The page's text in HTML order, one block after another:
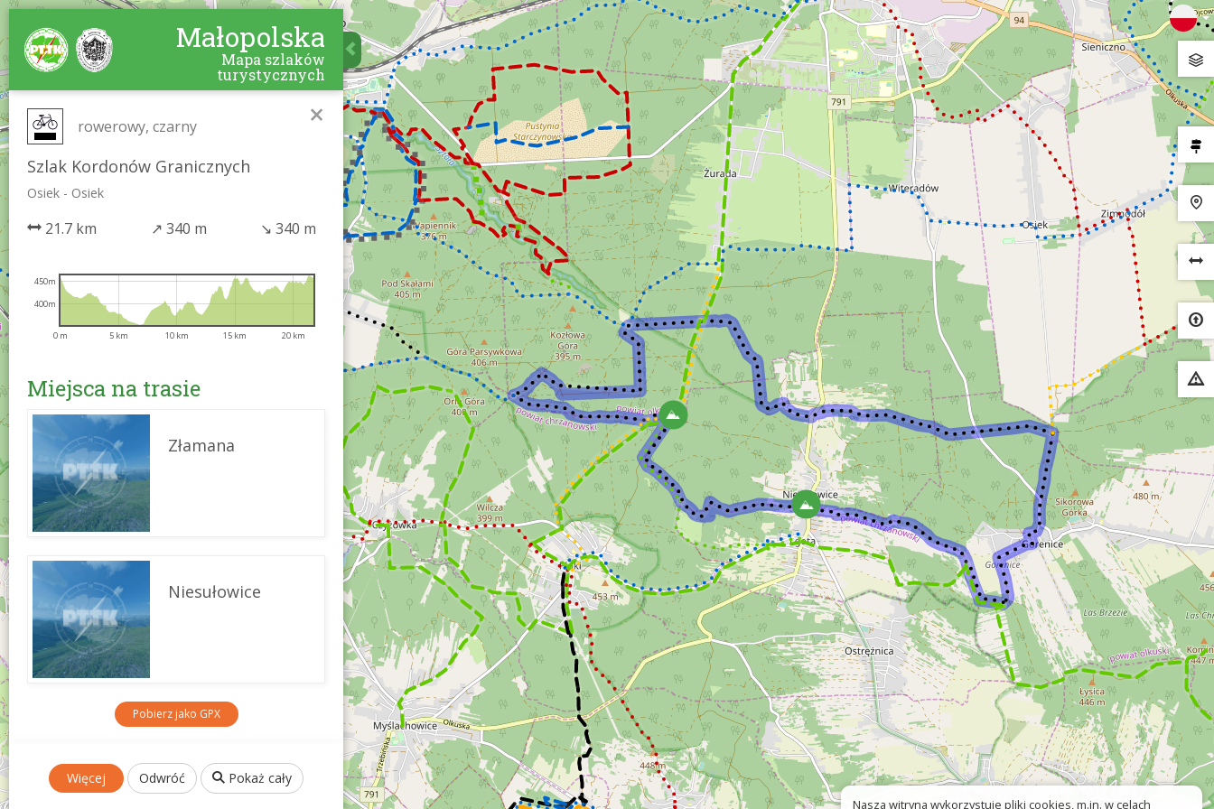
Małopolska
Mapa szlaków
turystycznych
×
rowerowy, czarny
Szlak Kordonów Granicznych
Osiek - Osiek
21.7 km ↗ 340 m ↘ 340 m
0 m 5 km 10 km 15 km 20 km
400m
450m
Miejsca na trasie
Złamana
Niesułowice
Pobierz jako GPX
Więcej Odwróć Pokaż cały
Nasza witryna wykorzystuje pliki cookies, m.in. w celach